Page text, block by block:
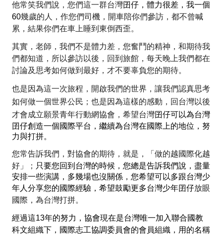
他常笑我們說，您們這一群台灣囝仔，體力很差，我一個
60幾歲的人，作您們司機，開車陪你們參訪，都不曾喊
累，結果你們在車上睡到東倒西歪。
其實，老師，我們不是體力差，您奮鬥的精神，和期待我
們都知道，所以參訪以後，回到旅館，每天晚上我們都在
討論及思考如何做到最好，才不要辜負您的期待。
也是因為這一次旅程，開啟我們的世界，讓我們認真思考
如何做一個世界公民；也是因為這樣的感動，回台灣以後
才會成立願景青年行動網協會，希望台灣囝仔可以為台灣
囝仔創造一個國際平台，繼續為台灣在國際上的地位，努
力與打拼。
您常告訴我們，對協會的期待，就是，「做的越國際化越
好」； 只要您回到台灣的時候，您總是告訴我們說，盡量
安排一些演講，多幾場也沒關係，您希望可以多跟台灣少
年人分享您的國際經驗，希望鼓勵更多台灣少年囝仔放眼
國際，為台灣打拼。
經過這13年的努力，協會現在是台灣唯一加入聯合國教
科文組織下，國際志工協調委員會的會員組織，用的名稱